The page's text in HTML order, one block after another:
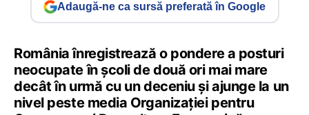
Adaugă-ne ca sursă preferată în Google
România înregistrează o pondere a posturi
neocupate în școli de două ori mai mare
decât în urmă cu un deceniu și ajunge la un
nivel peste media Organizației pentru